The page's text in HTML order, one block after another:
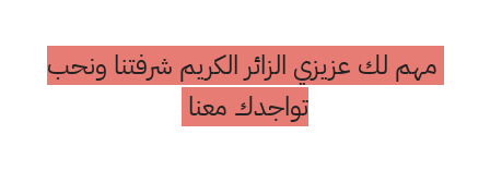
مهم لك عزيزي الزائر الكريم شرفتنا ونحب
تواجدك معنا